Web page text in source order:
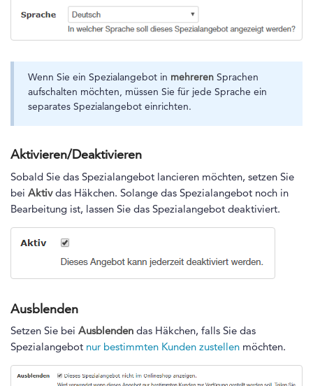
Wenn Sie ein Spezialangebot in mehreren Sprachen
aufschalten möchten, müssen Sie für jede Sprache ein
separates Spezialangebot einrichten.
Aktivieren/Deaktivieren
Sobald Sie das Spezialangebot lancieren möchten, setzen Sie
bei Aktivdas Häkchen. Solange das Spezialangebot noch in
Bearbeitung ist, lassen Sie das Spezialangebot deaktiviert.
Ausblenden
Setzen Sie bei Ausblenden das Häkchen, falls Sie das
Spezialangebot nur bestimmten Kunden zustellen möchten.